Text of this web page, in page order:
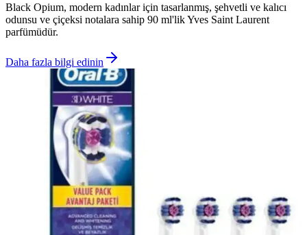
Black Opium, modern kadınlar için tasarlanmış, şehvetli ve kalıcı
odunsu ve çiçeksi notalara sahip 90 ml'lik Yves Saint Laurent
parfümüdür.
Daha fazla bilgi edinin